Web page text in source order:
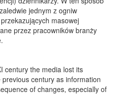
jednym z ogniw
masowej
przez pracowników branży
century the media lost its
century as information
of changes, especially of